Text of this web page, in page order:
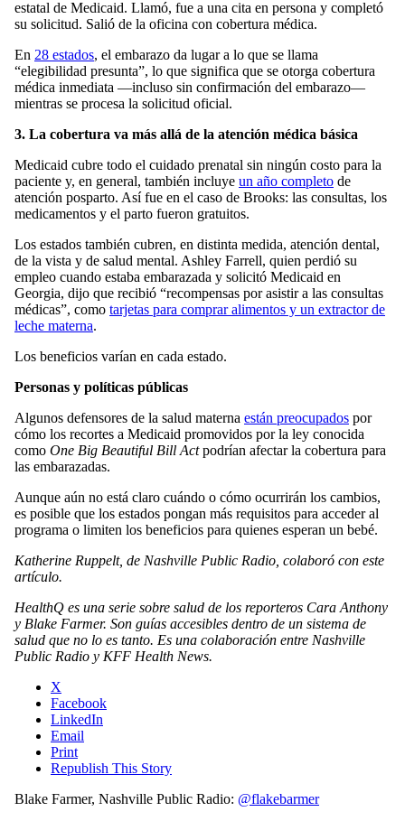
estatal de Medicaid. Llamó, fue a una cita en persona y completó
su solicitud. Salió de la oficina con cobertura médica.
En 28 estados, el embarazo da lugar a lo que se llama
“elegibilidad presunta”, lo que significa que se otorga cobertura
médica inmediata —incluso sin confirmación del embarazo—
mientras se procesa la solicitud oficial.
3. La cobertura va más allá de la atención médica básica
Medicaid cubre todo el cuidado prenatal sin ningún costo para la
paciente y, en general, también incluye un año completo de
atención posparto. Así fue en el caso de Brooks: las consultas, los
medicamentos y el parto fueron gratuitos.
Los estados también cubren, en distinta medida, atención dental,
de la vista y de salud mental. Ashley Farrell, quien perdió su
empleo cuando estaba embarazada y solicitó Medicaid en
Georgia, dijo que recibió “recompensas por asistir a las consultas
médicas”, como tarjetas para comprar alimentos y un extractor de
leche materna.
Los beneficios varían en cada estado.
Personas y políticas públicas
Algunos defensores de la salud materna están preocupados por
cómo los recortes a Medicaid promovidos por la ley conocida
como One Big Beautiful Bill Actpodrían afectar la cobertura para
las embarazadas.
Aunque aún no está claro cuándo o cómo ocurrirán los cambios,
es posible que los estados pongan más requisitos para acceder al
programa o limiten los beneficios para quienes esperan un bebé.
Katherine Ruppelt, de Nashville Public Radio, colaboró con este
artículo.
HealthQ es una serie sobre salud de los reporteros Cara Anthony
y Blake Farmer. Son guías accesibles dentro de un sistema de
salud que no lo es tanto. Es una colaboración entre Nashville
Public Radio y KFF Health News.
X
Facebook
LinkedIn
Email
Print
Republish This Story
Blake Farmer, Nashville Public Radio: @flakebarmer